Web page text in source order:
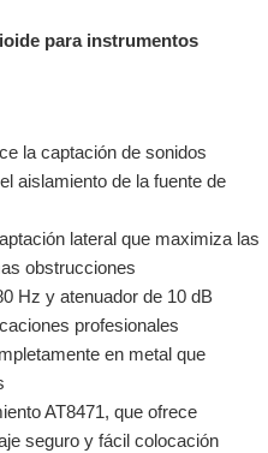
para instrumentos
la captación de sonidos
aislamiento de la fuente de
lateral que maximiza las
obstrucciones
Hz y atenuador de 10 dB
profesionales
en metal que
AT8471, que ofrece
seguro y fácil colocación